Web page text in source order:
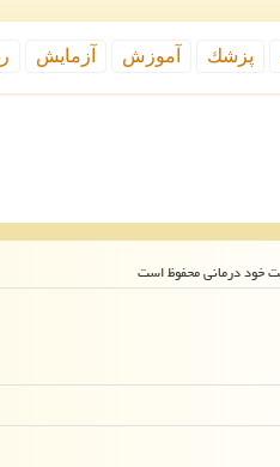
پزشك آموزش آزمایش